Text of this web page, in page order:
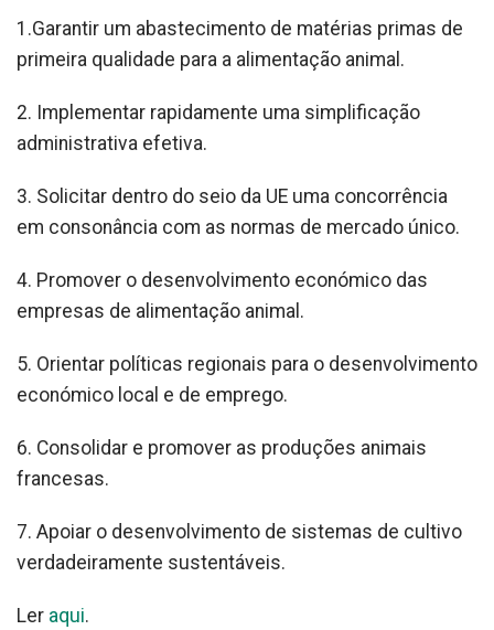
1.Garantir um abastecimento de matérias primas de
primeira qualidade para a alimentação animal.
2. Implementar rapidamente uma simplificação
administrativa efetiva.
3. Solicitar dentro do seio da UE uma concorrência
em consonância com as normas de mercado único.
4. Promover o desenvolvimento económico das
empresas de alimentação animal.
5. Orientar políticas regionais para o desenvolvimento
económico local e de emprego.
6. Consolidar e promover as produções animais
francesas.
7. Apoiar o desenvolvimento de sistemas de cultivo
verdadeiramente sustentáveis.
Ler aqui.